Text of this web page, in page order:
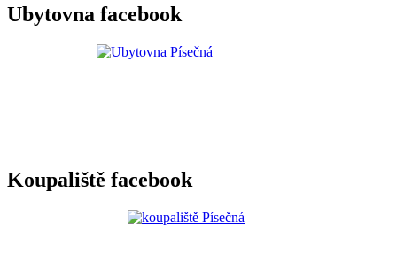
Ubytovna facebook
Koupaliště facebook